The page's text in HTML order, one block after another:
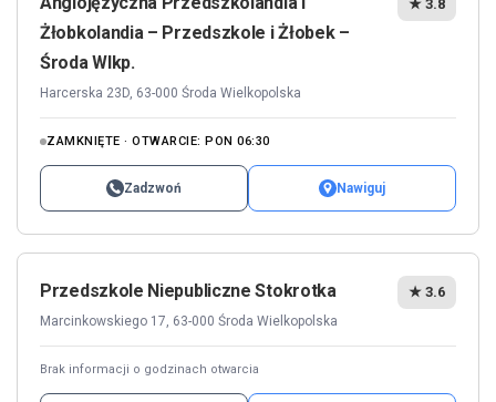
Żłobkolandia – Przedszkole i Żłobek –
Środa Wlkp.
Harcerska 23D, 63-000 Środa Wielkopolska
★ 3.8
ZAMKNIĘTE · OTWARCIE: PON 06:30
Zadzwoń Nawiguj
Przedszkole Niepubliczne Stokrotka
Marcinkowskiego 17, 63-000 Środa Wielkopolska
★ 3.6
Brak informacji o godzinach otwarcia